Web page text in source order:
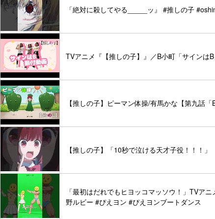
「絶対に殺してやる_____ッ』 #推しの子
TVアニメ『【推しの子】』／B小町「サインは
【推しの子】ピーマン体操/有馬かな【第九話「
【推しの子】「10秒で泣ける天才子役！！！」
「最初はだれでもヒヨッコマッソウ！」TVア
野ルビー #ぴえヨン #ぴえヨンブートダンス